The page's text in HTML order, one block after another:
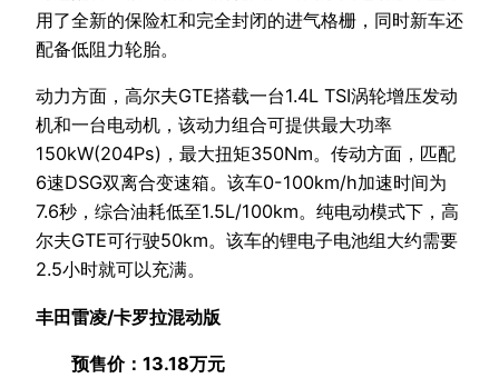
用了全新的保险杠和完全封闭的进气格栅，同时新车还
配备低阻力轮胎。
动力方面，高尔夫GTE搭载一台1.4L TSI涡轮增压发动
机和一台电动机，该动力组合可提供最大功率
150kW(204Ps)，最大扭矩350Nm。传动方面，匹配
6速DSG双离合变速箱。该车0-100km/h加速时间为
7.6秒，综合油耗低至1.5L/100km。纯电动模式下，高
尔夫GTE可行驶50km。该车的锂电子电池组大约需要
2.5小时就可以充满。
丰田雷凌/卡罗拉混动版
预售价：13.18万元